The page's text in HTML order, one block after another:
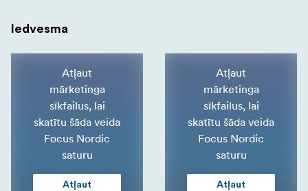
Iedvesma
Atļaut
mārketinga
sīkfailus, lai
skatītu šāda veida
Focus Nordic
saturu
Atļaut
Atļaut
mārketinga
sīkfailus, lai
skatītu šāda veida
Focus Nordic
saturu
Atļaut